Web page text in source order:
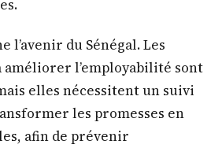
l’avenir du Sénégal. Les
l’employabilité sont
elles nécessitent un suivi
les promesses en
afin de prévenir